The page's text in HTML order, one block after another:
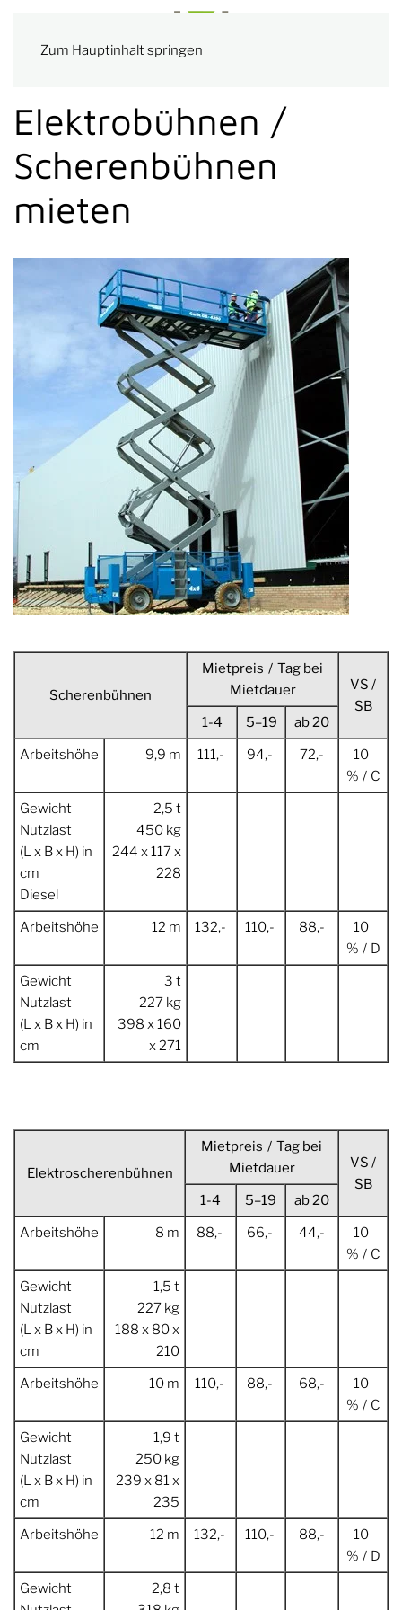
Zum Hauptinhalt springen
Elektrobühnen /
Scherenbühnen
mieten
Scherenbühnen
Mietpreis / Tag bei
Mietdauer
VS /
SB
1-4
5–19
ab 20
Arbeitshöhe
9,9 m 111,- 94,- 72,-
10
% / C
Gewicht
Nutzlast
(L x B x H) in
cm
Diesel
2,5 t
450 kg
244 x 117 x
228
Arbeitshöhe 12 m 132,- 110,- 88,-
10
% / D
Gewicht
Nutzlast
(L x B x H) in
cm
3 t
227 kg
398 x 160
x 271
Elektroscherenbühnen
Mietpreis / Tag bei
Mietdauer
VS /
SB
1-4
5–19
ab 20
Arbeitshöhe
8 m 88,- 66,- 44,-
10
% / C
Gewicht
Nutzlast
(L x B x H) in
cm
1,5 t
227 kg
188 x 80 x
210
Arbeitshöhe
10 m 110,- 88,- 68,-
10
% / C
Gewicht
Nutzlast
(L x B x H) in
cm
1,9 t
250 kg
239 x 81 x
235
Arbeitshöhe
12 m 132,- 110,- 88,-
10
% / D
Gewicht
2,8 t